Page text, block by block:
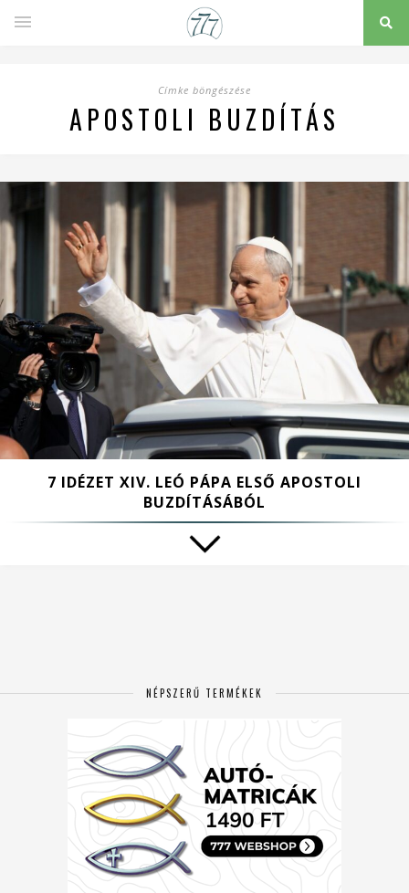
Címke böngészése
APOSTOLI BUZDÍTÁS
7 IDÉZET XIV. LEÓ PÁPA ELSŐ APOSTOLI
BUZDÍTÁSÁBÓL
NÉPSZERŰ TERMÉKEK